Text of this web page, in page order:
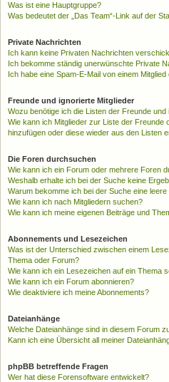
Was ist eine Hauptgruppe?
Was bedeutet der „Das Team“-Link auf der
Private Nachrichten
Ich kann keine Privaten Nachrichten
Ich bekomme ständig unerwünschte Private
Ich habe eine Spam-E-Mail von einem
Freunde und ignorierte Mitglieder
Wozu benötige ich die Listen der Freunde und
Wie kann ich Mitglieder zur Liste der Freunde
hinzufügen oder diese wieder aus den Listen
Die Foren durchsuchen
Wie kann ich ein Forum oder mehrere Foren
Weshalb erhalte ich bei der Suche keine
Warum bekomme ich bei der Suche eine leere
Wie kann ich nach Mitgliedern suchen?
Wie kann ich meine eigenen Beiträge und
Abonnements und Lesezeichen
Was ist der Unterschied zwischen einem
Thema oder Forum?
Wie kann ich ein Lesezeichen auf ein Thema
Wie kann ich ein Forum abonnieren?
Wie deaktiviere ich meine Abonnements?
Dateianhänge
Welche Dateianhänge sind in diesem Forum
Kann ich eine Übersicht all meiner
phpBB betreffende Fragen
Wer hat diese Forensoftware entwickelt?